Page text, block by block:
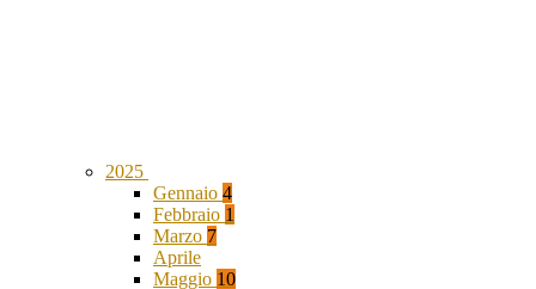
2025
Gennaio 4
Febbraio 1
Marzo 7
Aprile
Maggio 10